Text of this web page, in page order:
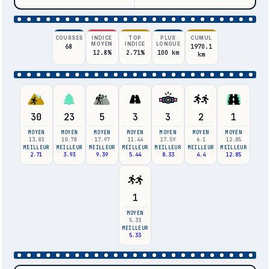
COURSES
68
INDICE
MOYEN
12.8%
TOP
INDICE
2.71%
PLUS
LONGUE
100 km
CUMUL
1970.1
km
30
MOYEN
13.83
MEILLEUR
2.71
23
MOYEN
10.78
MEILLEUR
3.93
5
MOYEN
17.97
MEILLEUR
9.39
3
MOYEN
11.44
MEILLEUR
5.44
3
MOYEN
17.59
MEILLEUR
8.33
2
MOYEN
6.1
MEILLEUR
4.4
1
MOYEN
12.85
MEILLEUR
12.85
1
MOYEN
5.33
MEILLEUR
5.33